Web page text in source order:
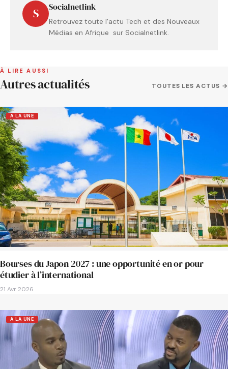
S Socialnetlink
Retrouvez toute l'actu Tech et des Nouveaux
Médias en Afrique sur Socialnetlink.
À LIRE AUSSI
Autres actualités TOUTES LES ACTUS →
A LA UNE
Bourses du Japon 2027 : une opportunité en or pour
étudier à l’international
21 Avr 2026
A LA UNE